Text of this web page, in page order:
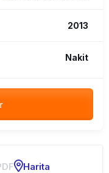
2013
Nakit
Harita